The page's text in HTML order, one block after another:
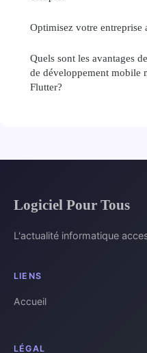
Optimisez votre
Quels sont les avantages
de développement mobile
Flutter?
Logiciel Pour Tous
L'actualité informatique
LIENS
Accueil
LÉGAL